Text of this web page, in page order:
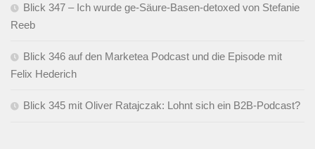
Blick 347 – Ich wurde ge-Säure-Basen-detoxed von Stefanie
Reeb
Blick 346 auf den Marketea Podcast und die Episode mit
Felix Hederich
Blick 345 mit Oliver Ratajczak: Lohnt sich ein B2B-Podcast?